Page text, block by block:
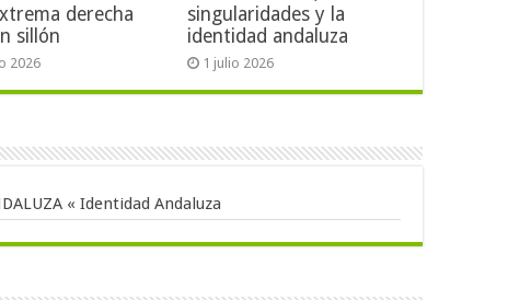
derecha
sillón
2026
singularidades y la
identidad andaluza
1 julio 2026
« Identidad Andaluza